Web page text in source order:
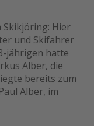
Skikjöring: Hier
und Skifahrer
jährigen hatte
Alber, die
bereits zum
Alber, im